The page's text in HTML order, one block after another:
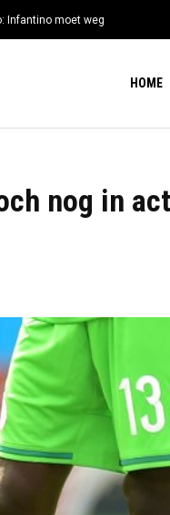
Infantino moet weg
HOME
nog in